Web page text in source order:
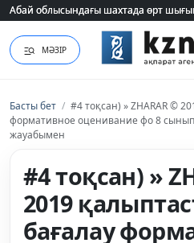
Абай облысындағы шахтада өрт
Абай облысындағы шахтада өрт
МӘЗІР
Басты бет / #4 тоқсан) » ZHARAR ©
формативное оценивание фо 8
жауабымен
#4 тоқсан) »
2019
бағалау